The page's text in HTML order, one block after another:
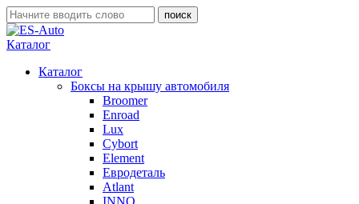
Каталог
Каталог
Боксы на крышу автомобиля
Broomer
Enroad
Lux
Cybort
Element
Евродеталь
Atlant
INNO